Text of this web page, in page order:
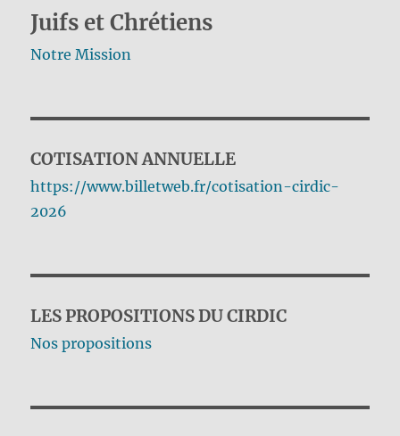
Juifs et Chrétiens
Notre Mission
COTISATION ANNUELLE
https://www.billetweb.fr/cotisation-cirdic-
2026
LES PROPOSITIONS DU CIRDIC
Nos propositions